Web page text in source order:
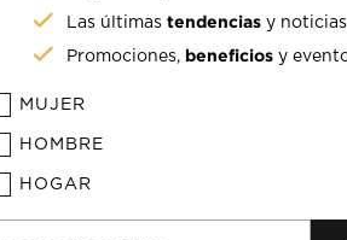
Las últimastendencias y
Promociones, beneficios y
MUJER
HOMBRE
HOGAR